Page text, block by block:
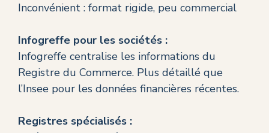
Inconvénient : format rigide, peu commercial
Infogreffe pour les sociétés :
Infogreffe centralise les informations du
Registre du Commerce. Plus détaillé que
l’Insee pour les données financières récentes.
Registres spécialisés :